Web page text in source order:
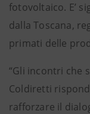
fotovoltaico. E’
dalla Toscana,
primati delle
“Gli incontri che
Coldiretti
rafforzare il